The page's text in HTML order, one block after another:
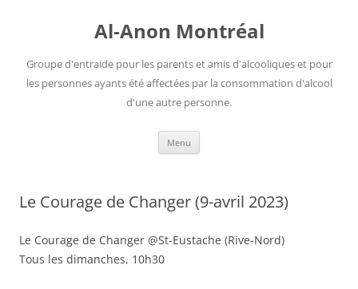
Al-Anon Montréal
Groupe d'entraide pour les parents et amis d'alcooliques et pour
les personnes ayants été affectées par la consommation d'alcool
d'une autre personne.
Menu
Le Courage de Changer (9-avril 2023)
Le Courage de Changer @St-Eustache (Rive-Nord)
Tous les dimanches, 10h30